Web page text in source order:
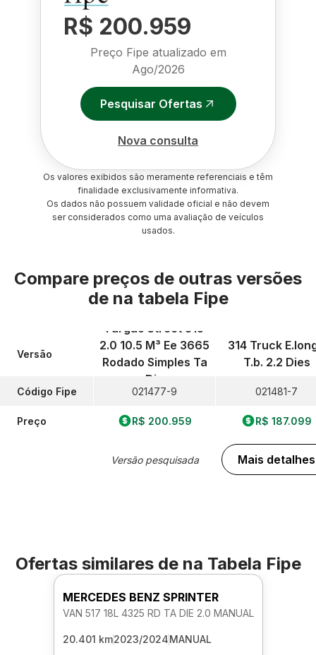
R$ 200.959
Preço Fipe atualizado em
Ago/2026
Pesquisar Ofertas
Nova consulta
Os valores exibidos são meramente referenciais e têm
finalidade exclusivamente informativa.
Os dados não possuem validade oficial e não devem
ser considerados como uma avaliação de veículos
usados.
Compare preços de outras versões
de na tabela Fipe
Versão
Código Fipe
Preço
Furgao Street 315
2.0 10.5 M³ Ee 3665
Rodado Simples Ta
Die
021477-9
R$ 200.959
Versão pesquisada
314 Truck
T.b. 2.2 Dies
021481-7
R$ 187.099
Mais detalhes
Ofertas similares de na Tabela Fipe
MERCEDES BENZ SPRINTER
VAN 517 18L 4325 RD TA DIE 2.0 MANUAL
20.401 km2023/2024MANUAL